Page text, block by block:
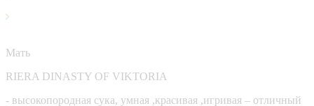
Мать
RIERA DINASTY OF VIKTORIA
- высокопородная сука, умная ,красивая ,игривая – отличный